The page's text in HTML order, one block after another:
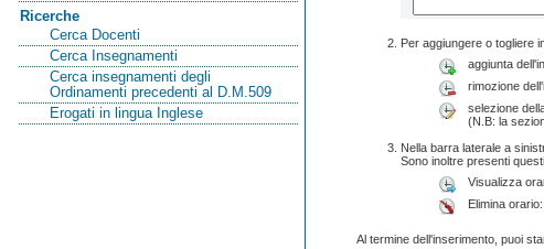
Ricerche
Cerca Docenti
Cerca Insegnamenti
Cerca insegnamenti degli
Ordinamenti precedenti al D.M.509
Erogati in lingua Inglese
Per aggiungere o togliere
aggiunta
rimozione
selezione
(N.B: la
Nella barra laterale a
Sono inoltre presenti
Visualizza
Elimina
Al termine dell'inserimento, puoi